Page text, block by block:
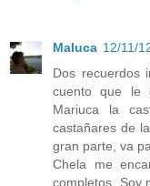
Maluca 12/11/
Dos recuerdos
cuento que le
Mariuca la
castañares de
gran parte, va
Chela me
completos. Soy